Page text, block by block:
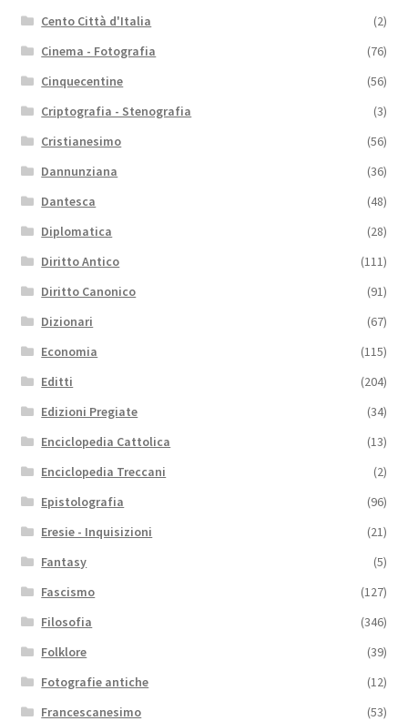
Cento Città d'Italia
(2)
Cinema - Fotografia
(76)
Cinquecentine
(56)
Criptografia - Stenografia
(3)
Cristianesimo
(56)
Dannunziana
(36)
Dantesca
(48)
Diplomatica
(28)
Diritto Antico
(111)
Diritto Canonico
(91)
Dizionari
(67)
Economia
(115)
Editti
(204)
Edizioni Pregiate
(34)
Enciclopedia Cattolica
(13)
Enciclopedia Treccani
(2)
Epistolografia
(96)
Eresie - Inquisizioni
(21)
Fantasy
(5)
Fascismo
(127)
Filosofia
(346)
Folklore
(39)
Fotografie antiche
(12)
Francescanesimo
(53)